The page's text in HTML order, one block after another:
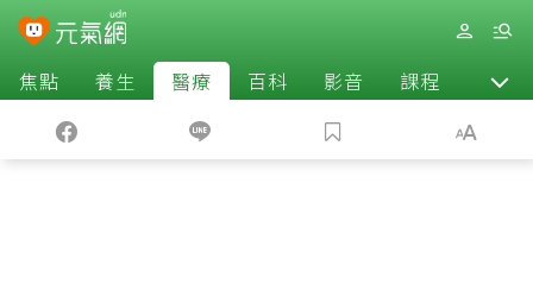
焦點 養生 醫療 百科 影音 課程 退休